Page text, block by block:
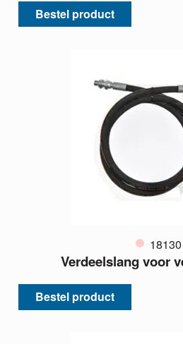
Bestel product
18130
Verdeelslang voor
Bestel product